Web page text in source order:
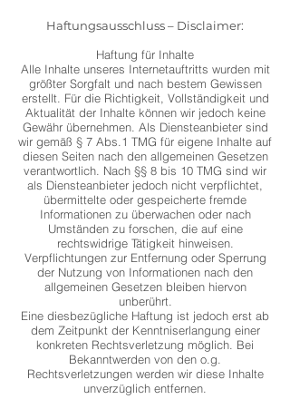
Haftungsausschluss – Disclaimer:
Haftung für Inhalte
Alle Inhalte unseres Internetauftritts wurden mit
größter Sorgfalt und nach bestem Gewissen
erstellt. Für die Richtigkeit, Vollständigkeit und
Aktualität der Inhalte können wir jedoch keine
Gewähr übernehmen. Als Diensteanbieter sind
wir gemäß § 7 Abs.1 TMG für eigene Inhalte auf
diesen Seiten nach den allgemeinen Gesetzen
verantwortlich. Nach §§ 8 bis 10 TMG sind wir
als Diensteanbieter jedoch nicht verpflichtet,
übermittelte oder gespeicherte fremde
Informationen zu überwachen oder nach
Umständen zu forschen, die auf eine
rechtswidrige Tätigkeit hinweisen.
Verpflichtungen zur Entfernung oder Sperrung
der Nutzung von Informationen nach den
allgemeinen Gesetzen bleiben hiervon
unberührt.
Eine diesbezügliche Haftung ist jedoch erst ab
dem Zeitpunkt der Kenntniserlangung einer
konkreten Rechtsverletzung möglich. Bei
Bekanntwerden von den o.g.
Rechtsverletzungen werden wir diese Inhalte
unverzüglich entfernen.